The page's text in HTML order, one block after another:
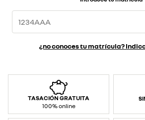
¿no conoces tu matrícula?
TASACIÓN GRATUITA
100% online